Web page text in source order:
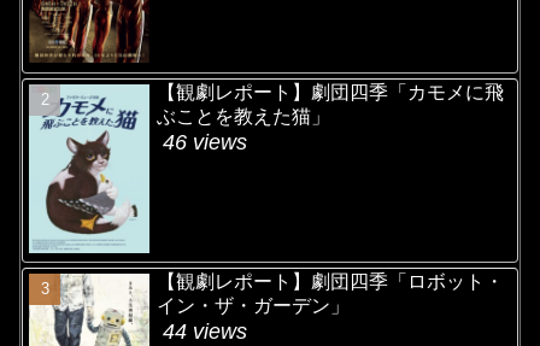
【観劇レポート】劇団四季「カモメに飛
ぶことを教えた猫」
46 views
【観劇レポート】劇団四季「ロボット・
イン・ザ・ガーデン」
44 views